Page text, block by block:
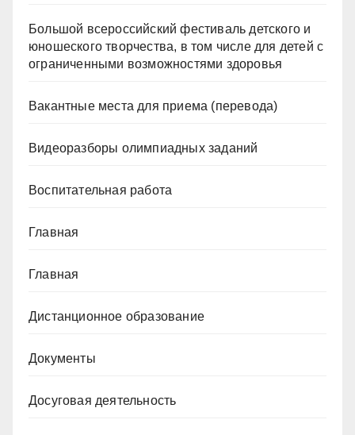
Большой всероссийский фестиваль детского и
юношеского творчества, в том числе для детей с
ограниченными возможностями здоровья
Вакантные места для приема (перевода)
Видеоразборы олимпиадных заданий
Воспитательная работа
Главная
Главная
Дистанционное образование
Документы
Досуговая деятельность